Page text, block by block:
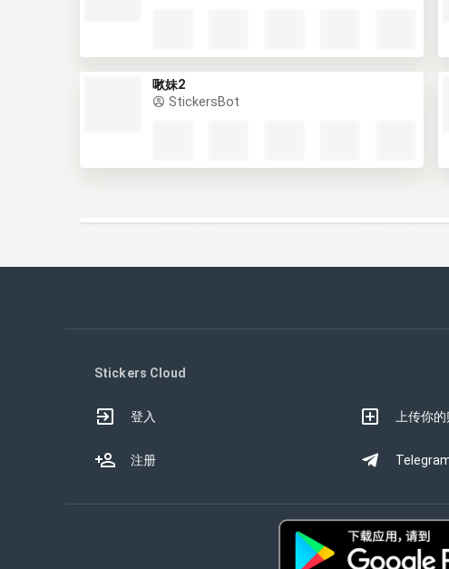
啾妹2
StickersBot
Stickers Cloud
登入
注册
上传你